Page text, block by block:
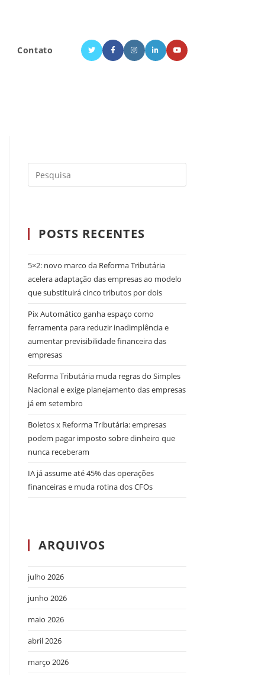
Contato
POSTS RECENTES
5×2: novo marco da Reforma Tributária
acelera adaptação das empresas ao modelo
que substituirá cinco tributos por dois
Pix Automático ganha espaço como
ferramenta para reduzir inadimplência e
aumentar previsibilidade financeira das
empresas
Reforma Tributária muda regras do Simples
Nacional e exige planejamento das empresas
já em setembro
Boletos x Reforma Tributária: empresas
podem pagar imposto sobre dinheiro que
nunca receberam
IA já assume até 45% das operações
financeiras e muda rotina dos CFOs
ARQUIVOS
julho 2026
junho 2026
maio 2026
abril 2026
março 2026